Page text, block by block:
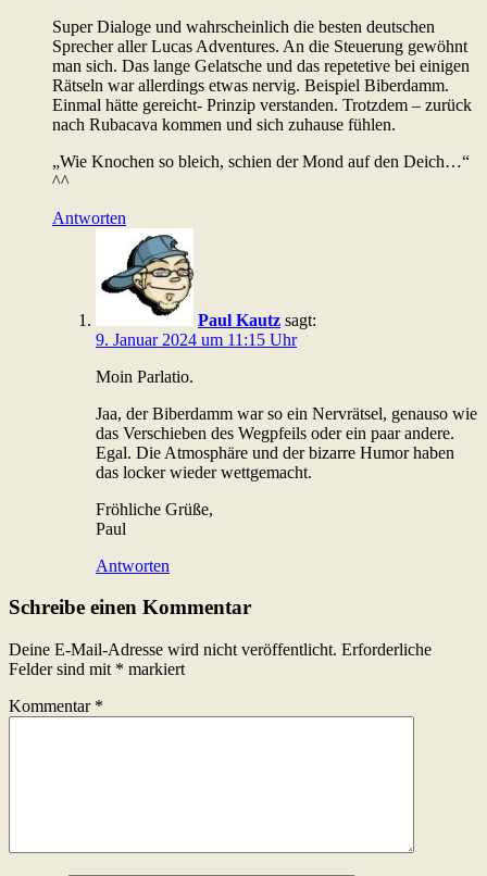
Super Dialoge und wahrscheinlich die besten deutschen
Sprecher aller Lucas Adventures. An die Steuerung gewöhnt
man sich. Das lange Gelatsche und das repetetive bei einigen
Rätseln war allerdings etwas nervig. Beispiel Biberdamm.
Einmal hätte gereicht- Prinzip verstanden. Trotzdem – zurück
nach Rubacava kommen und sich zuhause fühlen.
„Wie Knochen so bleich, schien der Mond auf den Deich…“
^^
Antworten
Paul Kautz sagt:
9. Januar 2024 um 11:15 Uhr
Moin Parlatio.
Jaa, der Biberdamm war so ein Nervrätsel, genauso wie
das Verschieben des Wegpfeils oder ein paar andere.
Egal. Die Atmosphäre und der bizarre Humor haben
das locker wieder wettgemacht.
Fröhliche Grüße,
Paul
Antworten
Schreibe einen Kommentar
Deine E-Mail-Adresse wird nicht veröffentlicht. Erforderliche
Felder sind mit * markiert
Kommentar *